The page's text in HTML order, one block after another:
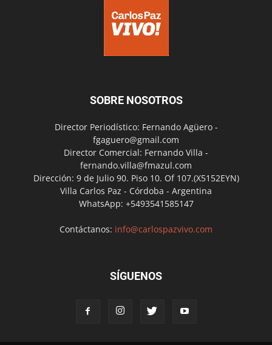
SOBRE NOSOTROS
Director Periodístico: Fernando Agüero -
fgaguero@gmail.com
Director Comercial: Fernando Villa -
fernando.villa@fmazul.com
Dirección: 9 de Julio 90. Piso 10. Of 107.(X5152EYN)
Villa Carlos Paz - Córdoba - Argentina
WhatsApp: +5493541585147
Contáctanos: info@carlospazvivo.com
SÍGUENOS